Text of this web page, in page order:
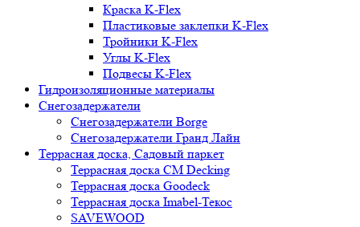
Краска K-Flex
Пластиковые заклепки K-Flex
Тройники K-Flex
Углы K-Flex
Подвесы K-Flex
Гидроизоляционные материалы
Снегозадержатели
Снегозадержатели Borge
Снегозадержатели Гранд Лайн
Террасная доска, Садовый паркет
Террасная доска CM Decking
Террасная доска Goodeck
Террасная доска Imabel-Текос
SAVEWOOD